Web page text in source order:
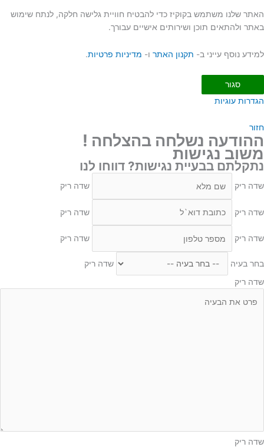
האתר שלנו משתמש בקוקיז כדי להבטיח חוויית גלישה חלקה, לנתח שימוש
באתר ולהתאים תוכן ושירותים אישיים עבורך.
למידע נוסף עייני ב- תקנון האתר ו- מדיניות פרטיות.
סגור
הגדרות עוגיות
חזור
ההודעה נשלחה בהצלחה !
משוב נגישות
נתקלתם בבעיית נגישות? דווחו לנו
שדה ריק שדה ריק
שדה ריק שדה ריק
שדה ריק שדה ריק
בחר בעיה
שדה ריק
שדה ריק
שדה ריק